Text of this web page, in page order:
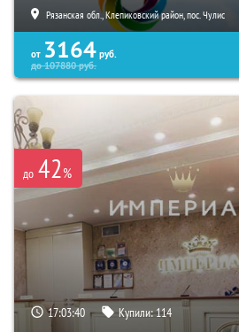
Рязанская обл., Клепиковский район, пос. Чулис
от 3164 руб.
до107880руб.
до 42%
17:03:39 Купили:114